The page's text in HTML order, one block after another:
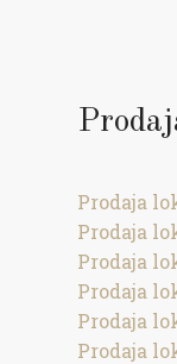
Prodaja
Prodaja
Prodaja
Prodaja
Prodaja
Prodaja